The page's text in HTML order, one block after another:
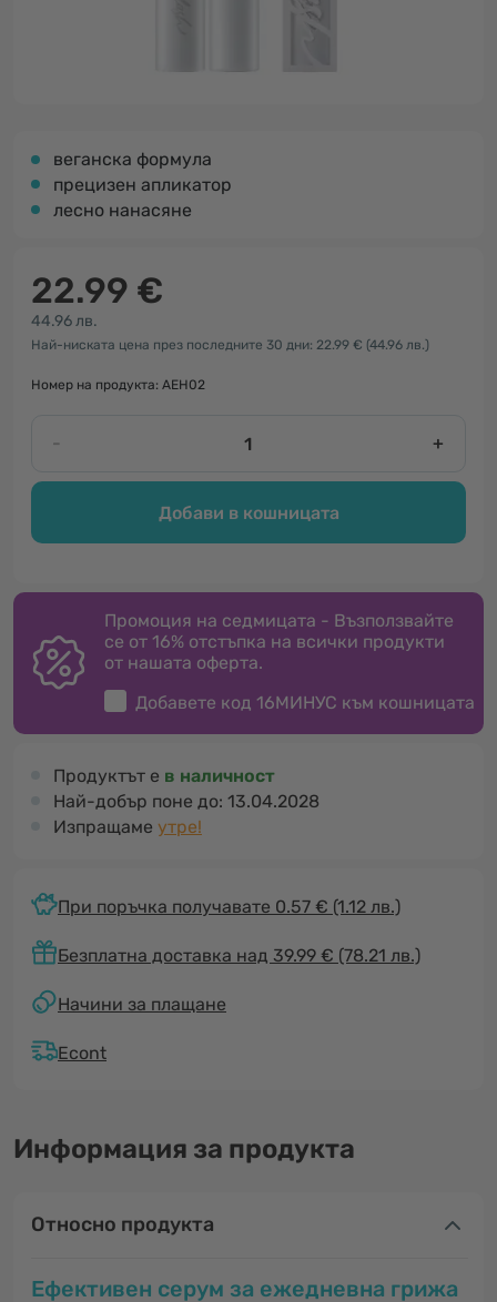
веганска формула
прецизен апликатор
лесно нанасяне
22.99 €
44.96 лв.
Най-ниската цена през последните 30 дни: 22.99 € (44.96 лв.)
Номер на продукта: AEH02
- +
Добави в кошницата
Промоция на седмицата - Възползвайте
се от 16% отстъпка на всички продукти
от нашата оферта.
Добавете код 16МИНУС към кошницата
Продуктът е в наличност
Най-добър поне до: 13.04.2028
Изпращаме утре!
При поръчка получавате 0.57 € (1.12 лв.)
Безплатна доставка над 39.99 € (78.21 лв.)
Начини за плащане
Econt
Информация за продукта
Относно продукта
Ефективен серум за ежедневна грижа